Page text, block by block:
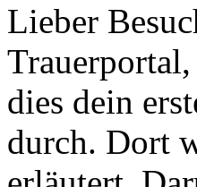
Lieber
dies dein
durch. Dort